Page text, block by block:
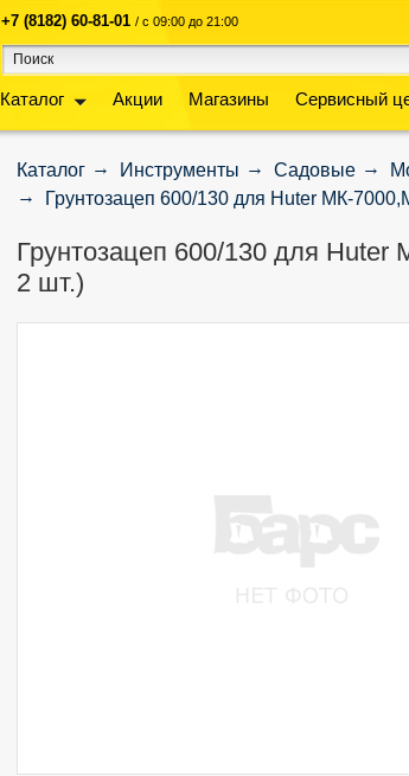
+7 (8182) 60-81-01 / с 09:00 до 21:00
Каталог Акции Магазины Сервисный
Каталог Инструменты Садовые
Грунтозацеп 600/130 для Huter МК-
Грунтозацеп 600/130 для
2 шт.)